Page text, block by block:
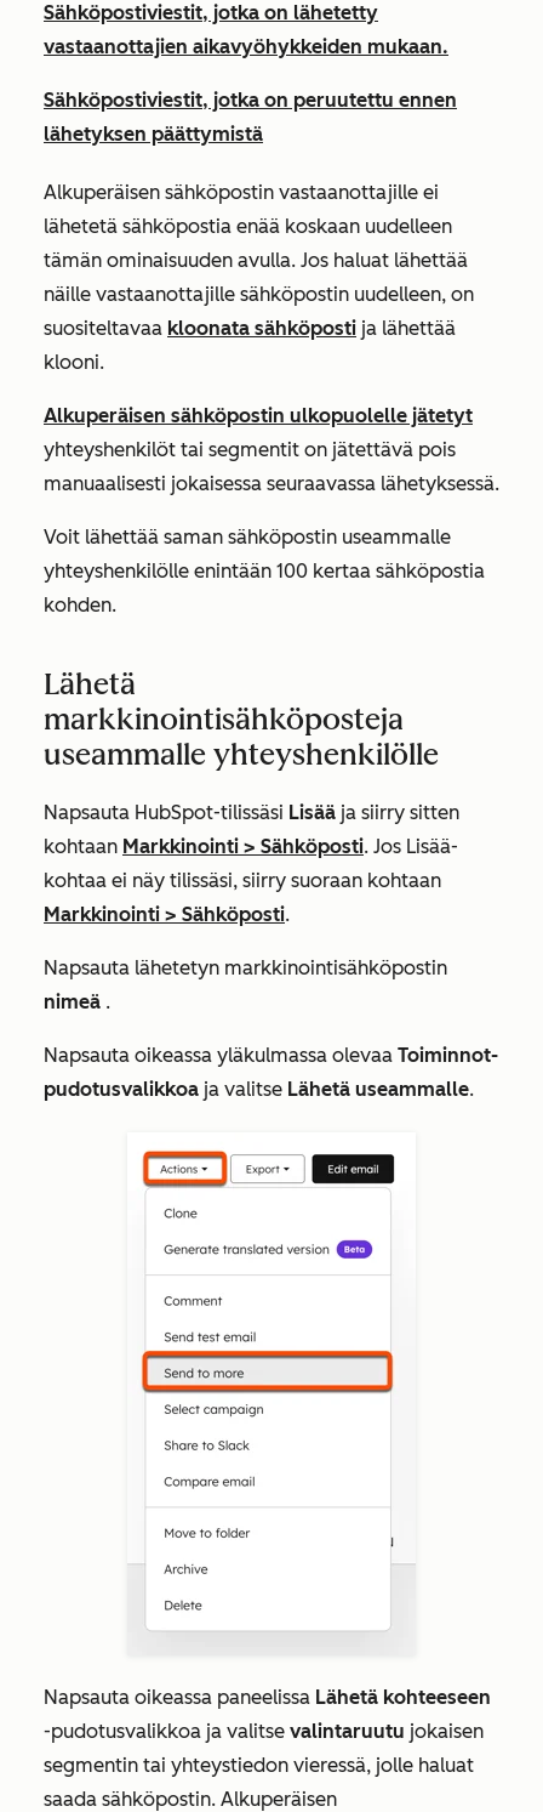
Sähköpostiviestit, jotka on lähetetty
vastaanottajien aikavyöhykkeiden mukaan.
Sähköpostiviestit, jotka on peruutettu ennen
lähetyksen päättymistä
Alkuperäisen sähköpostin vastaanottajille ei
lähetetä sähköpostia enää koskaan uudelleen
tämän ominaisuuden avulla. Jos haluat lähettää
näille vastaanottajille sähköpostin uudelleen, on
suositeltavaa kloonata sähköposti ja lähettää
klooni.
Alkuperäisen sähköpostin ulkopuolelle jätetyt
yhteyshenkilöt tai segmentit on jätettävä pois
manuaalisesti jokaisessa seuraavassa lähetyksessä.
Voit lähettää saman sähköpostin useammalle
yhteyshenkilölle enintään 100 kertaa sähköpostia
kohden.
Lähetä
markkinointisähköposteja
useammalle yhteyshenkilölle
Napsauta HubSpot-tilissäsi Lisää ja siirry sitten
kohtaan Markkinointi > Sähköposti. Jos Lisää-
kohtaa ei näy tilissäsi, siirry suoraan kohtaan
Markkinointi > Sähköposti.
Napsauta lähetetyn markkinointisähköpostin
nimeä .
Napsauta oikeassa yläkulmassa olevaa Toiminnot-
pudotusvalikkoa ja valitse Lähetä useammalle.
Napsauta oikeassa paneelissa Lähetä kohteeseen
-pudotusvalikkoa ja valitse valintaruutu jokaisen
segmentin tai yhteystiedon vieressä, jolle haluat
saada sähköpostin. Alkuperäisen